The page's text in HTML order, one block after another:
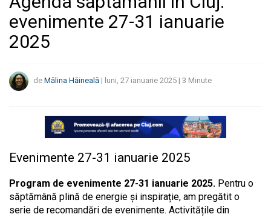
evenimente 27-31 ianuarie
2025
de Mălina Hăineală | luni, 27 ianuarie 2025 | 3 Minute
Evenimente 27-31 ianuarie 2025
Program de evenimente 27-31 ianuarie 2025. Pentru o
săptămână plină de energie și inspirație, am pregătit o
serie de recomandări de evenimente. Activitățile din